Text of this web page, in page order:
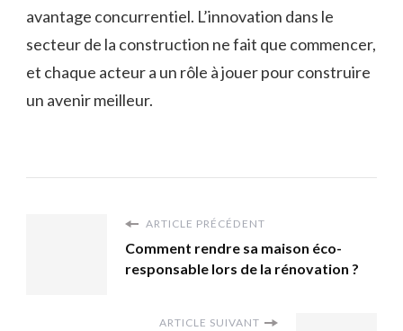
avantage concurrentiel. L’innovation dans le
secteur de la construction ne fait que commencer,
et chaque acteur a un rôle à jouer pour construire
un avenir meilleur.
ARTICLE PRÉCÉDENT
Comment rendre sa maison éco-
responsable lors de la rénovation ?
ARTICLE SUIVANT